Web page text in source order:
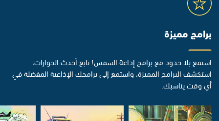
برامج مميزة
استمع بلا حدود مع برامج إذاعة الشمس! تابع أحدث الحوارات،
استكشف البرامج المميزة، واستمع إلى برامجك الإذاعية المفضلة في
أي وقت يناسبك.